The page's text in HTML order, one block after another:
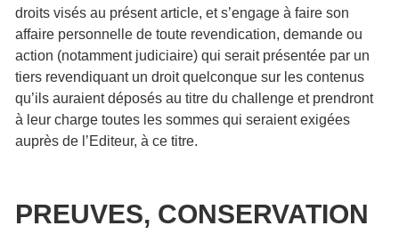
droits visés au présent article, et s’engage à faire son
affaire personnelle de toute revendication, demande ou
action (notamment judiciaire) qui serait présentée par un
tiers revendiquant un droit quelconque sur les contenus
qu’ils auraient déposés au titre du challenge et prendront
à leur charge toutes les sommes qui seraient exigées
auprès de l’Editeur, à ce titre.
PREUVES, CONSERVATION